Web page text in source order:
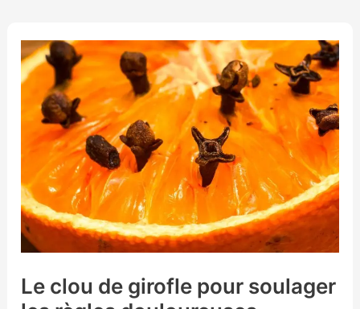
Le clou de girofle pour soulager
Le
clou
girofle
pour
soulager
les
règles
douloureuses